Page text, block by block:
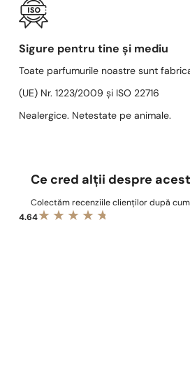
Sigure pentru tine și mediu
Toate parfumurile noastre sunt
(UE) Nr. 1223/2009 și ISO 22716
Nealergice. Netestate pe animale.
Ce cred alții despre
Colectăm recenziile clienților după
4.64